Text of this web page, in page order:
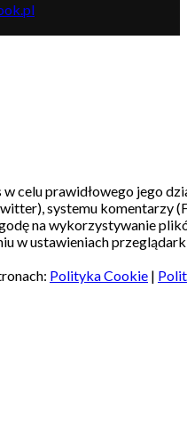
celu prawidłowego jego
systemu komentarzy
na wykorzystywanie
w ustawieniach
Polityka Cookie |